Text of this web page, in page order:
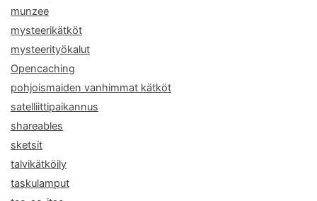
munzee
mysteerikätköt
mysteerityökalut
Opencaching
pohjoismaiden vanhimmat kätköt
satelliittipaikannus
shareables
sketsit
talvikätköily
taskulamput